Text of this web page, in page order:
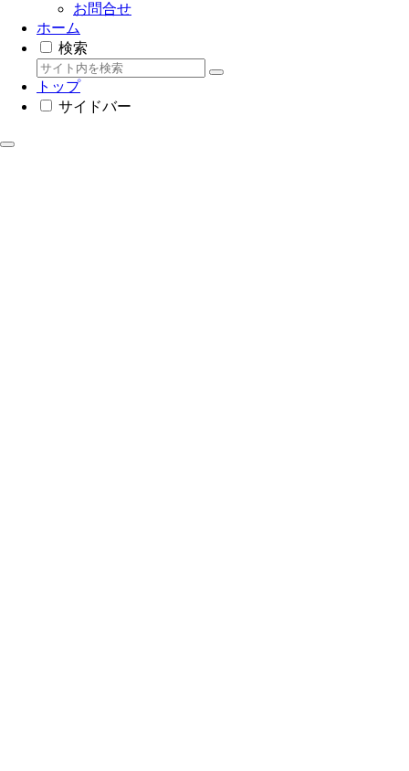
お問合せ
ホーム
検索
トップ
サイドバー